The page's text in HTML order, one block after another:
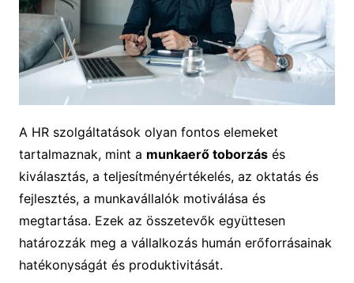
A HR szolgáltatások olyan fontos elemeket
tartalmaznak, mint a munkaerő toborzásés
kiválasztás, a teljesítményértékelés, az oktatás és
fejlesztés, a munkavállalók motiválása és
megtartása. Ezek az összetevők együttesen
határozzák meg a vállalkozás humán erőforrásainak
hatékonyságát és produktivitását.